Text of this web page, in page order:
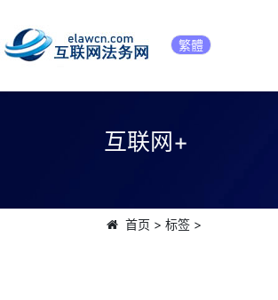
繁體
互联网+
首页 > 标签>